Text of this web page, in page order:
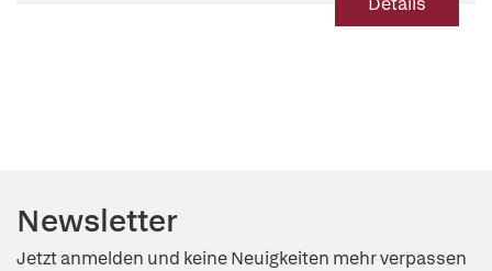
Newsletter
Jetzt anmelden und keine Neuigkeiten mehr verpassen